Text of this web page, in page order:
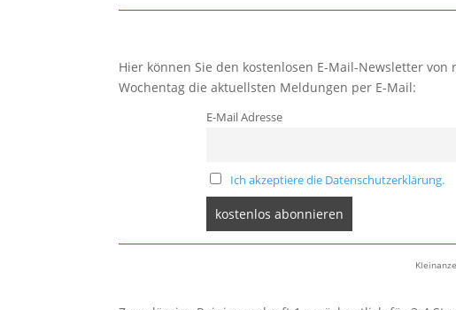
Hier können Sie den kostenlosen E-Mail-Newsletter
Wochentag die aktuellsten Meldungen per E-Mail:
E-Mail Adresse
Ich akzeptiere die Datenschutzerklärung.